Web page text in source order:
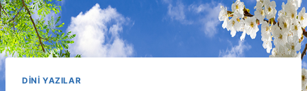
DİNİ YAZILAR